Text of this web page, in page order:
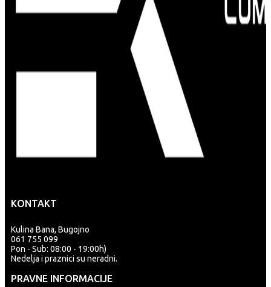
KONTAKT
Kulina Bana, Bugojno
061 755 099
Pon - Sub: 08:00 - 19:00h)
Nedelja i praznici su neradni.
PRAVNE INFORMACIJE